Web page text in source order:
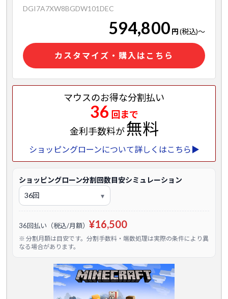
DGI7A7XW8BGDW101DEC
594,800 円(税込)～
カスタマイズ・購入はこちら
マウスのお得な分割払い
36 回まで
金利手数料が無料
ショッピングローンについて詳しくはこちら▶
ショッピングローン分割回数目安シミュレーション
36回払い（税込/月額） ¥16,500
※ 分割月額は目安です。分割手数料・端数処理は実際の条件により異
なる場合があります。